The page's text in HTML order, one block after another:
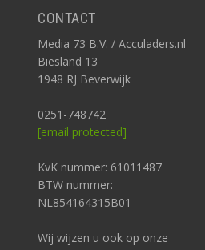
CONTACT
Media 73 B.V. / Acculaders.nl
Biesland 13
1948 RJ Beverwijk
0251-748742
[email protected]
KvK nummer: 61011487
BTW nummer:
NL854164315B01
Wij wijzen u ook op onze